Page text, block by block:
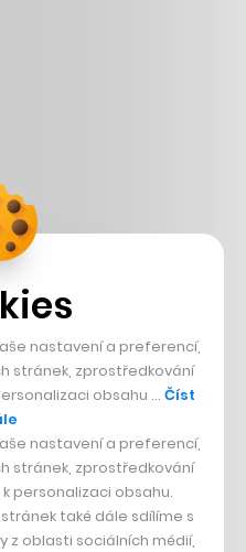
Šumavě
nastavení a preferencí,
stránek, zprostředkování
obsahu … Číst
nastavení a preferencí,
stránek, zprostředkování
personalizaci obsahu.
také dále sdílíme s
z oblasti sociálních médií,